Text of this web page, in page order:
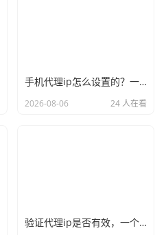
手机代理ip怎么设置的？一分钟搞定不废话
2026-08-06 24 人在看
验证代理ip是否有效，一个命令就能快速判断